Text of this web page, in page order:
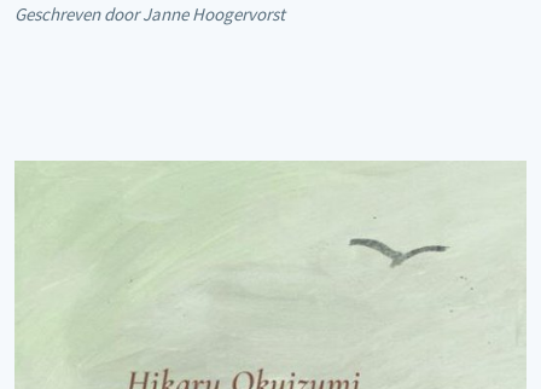
Geschreven door Janne Hoogervorst